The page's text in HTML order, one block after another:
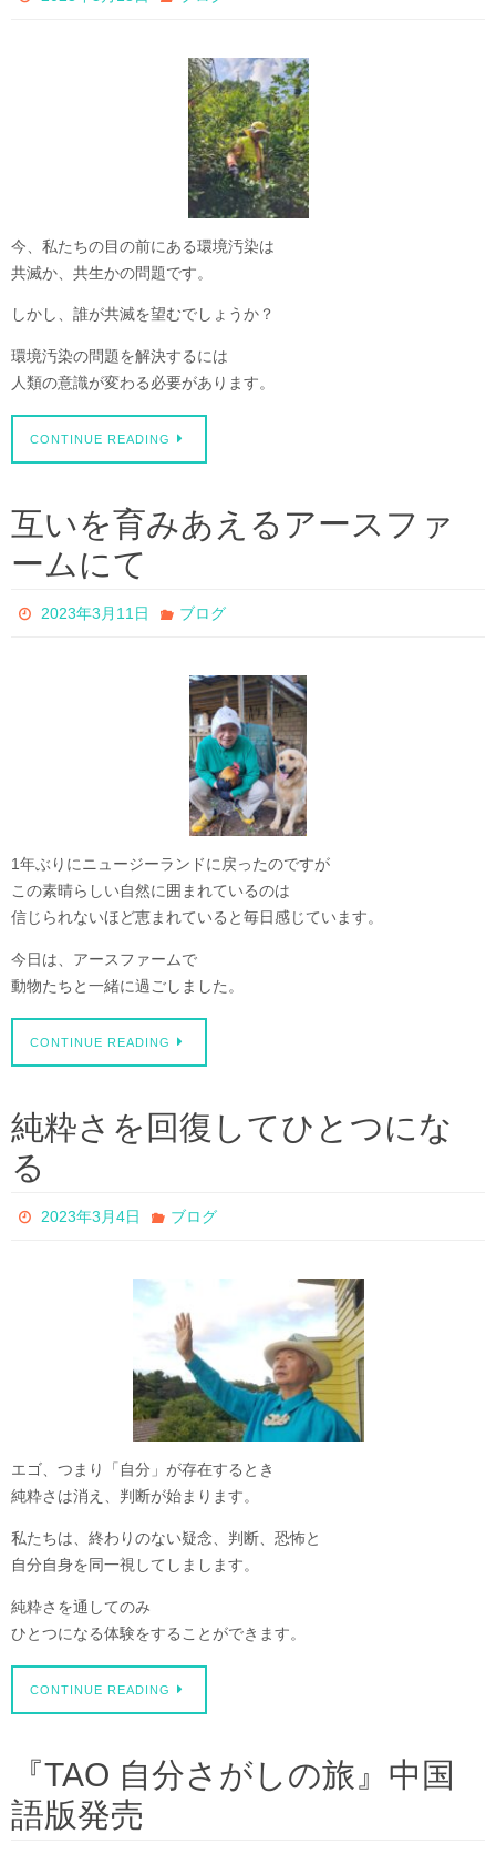
今、私たちの目の前にある環境汚染は
共滅か、共生かの問題です。
しかし、誰が共滅を望むでしょうか？
環境汚染の問題を解決するには
人類の意識が変わる必要があります。
CONTINUE READING
互いを育みあえるアースファ
ームにて
2023年3月11日 ブログ
1年ぶりにニュージーランドに戻ったのですが
この素晴らしい自然に囲まれているのは
信じられないほど恵まれていると毎日感じています。
今日は、アースファームで
動物たちと一緒に過ごしました。
CONTINUE READING
純粋さを回復してひとつにな
る
2023年3月4日 ブログ
エゴ、つまり「自分」が存在するとき
純粋さは消え、判断が始まります。
私たちは、終わりのない疑念、判断、恐怖と
自分自身を同一視してしまします。
純粋さを通してのみ
ひとつになる体験をすることができます。
CONTINUE READING
『TAO 自分さがしの旅』中国
語版発売